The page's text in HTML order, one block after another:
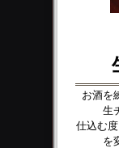
お酒を
生
仕込む
を